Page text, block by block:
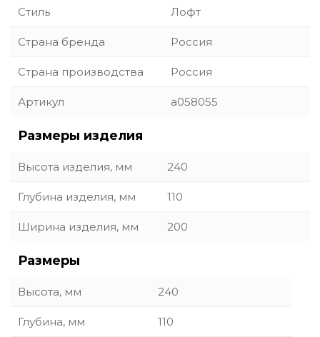
Стиль Лофт
Страна бренда Россия
Страна производства Россия
Артикул a058055
Размеры изделия
Высота изделия, мм 240
Глубина изделия, мм 110
Ширина изделия, мм 200
Размеры
Высота, мм 240
Глубина, мм 110